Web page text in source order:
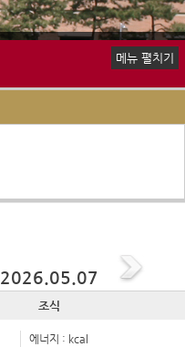
메뉴 펼치기
2026.05.07
조식
에너지 : kcal